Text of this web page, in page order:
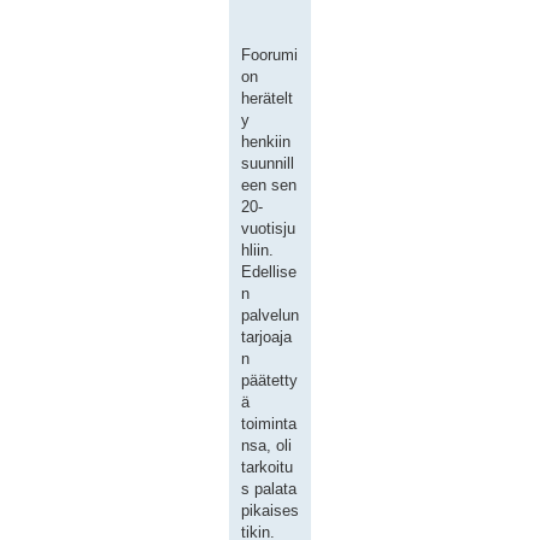
Foorumi
on
herätelt
y
henkiin
suunnill
een sen
20-
vuotisju
hliin.
Edellise
n
palvelun
tarjoaja
n
päätetty
ä
toiminta
nsa, oli
tarkoitu
s palata
pikaises
tikin.